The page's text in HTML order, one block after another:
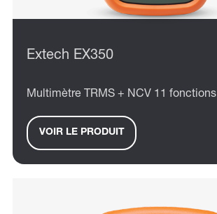
Extech EX350
Multimètre TRMS + NCV 11 fonctions
VOIR LE PRODUIT